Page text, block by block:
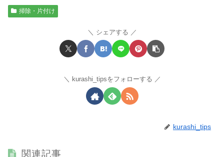
掃除・片付け
シェアする
kurashi_tipsをフォローする
kurashi_tips
関連記事